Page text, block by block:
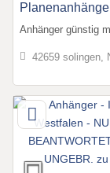
Anhänger günstig
42659 solingen,